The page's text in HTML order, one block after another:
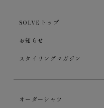
SOLVEトップ
お知らせ
スタイリングマガジン
オーダーシャツ